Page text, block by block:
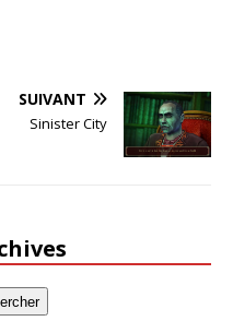
SUIVANT
Sinister City